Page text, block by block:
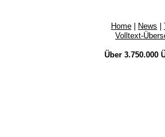
Home News
Volltext-
Über 3.750.000